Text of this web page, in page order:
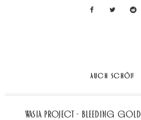
AUCH SCHÖN
Wasia Project - Bleeding Gold